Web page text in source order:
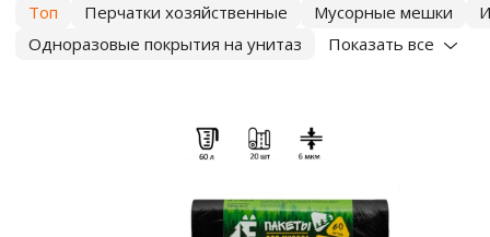
Топ Перчатки хозяйственные Мусорные мешки
Одноразовые покрытия на унитаз
Показать все